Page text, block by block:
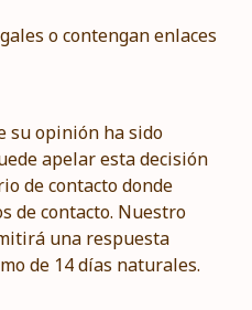
o contengan enlaces
su opinión ha sido
apelar esta decisión
de contactodonde
de contacto. Nuestro
una respuesta
de 14 días naturales.